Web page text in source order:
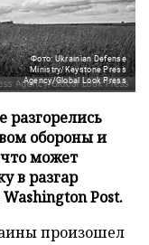
Фото: Ukrainian Defense
Ministry/Keystone Press
Agency/Global Look Press
разгорелись
обороны и
может
в разгар
Post.
произошел